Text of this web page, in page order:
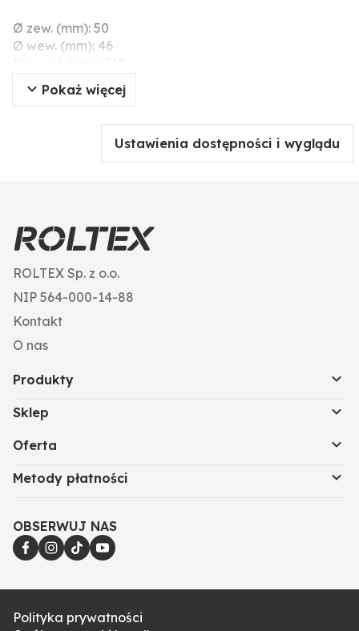
Ø zew. (mm): 50
Ø wew. (mm): 46
Pokaż więcej
Ustawienia dostępności i wyglądu
ROLTEX Sp. z o.o.
NIP 564-000-14-88
Kontakt
O nas
Produkty
Sklep
Oferta
Metody płatności
OBSERWUJ NAS
Polityka prywatności